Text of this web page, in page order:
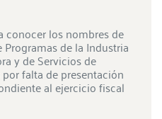
conocer los nombres de
de la Industria
y de Servicios de
falta de presentación
al ejercicio fiscal